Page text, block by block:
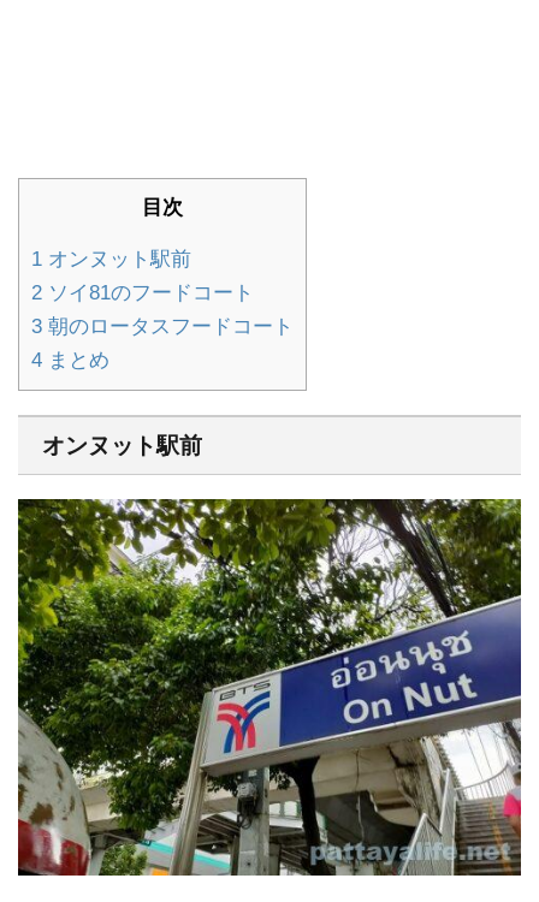
目次
1 オンヌット駅前
2 ソイ81のフードコート
3 朝のロータスフードコート
4 まとめ
オンヌット駅前